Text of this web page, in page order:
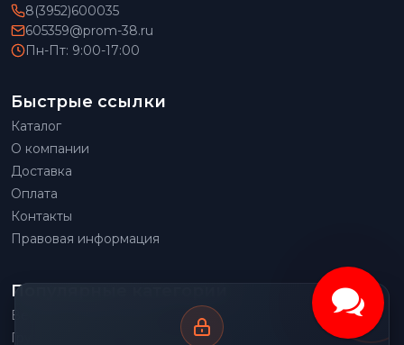
8(3952)600035
605359@prom-38.ru
Пн-Пт: 9:00-17:00
Быстрые ссылки
Каталог
О компании
Доставка
Оплата
Контакты
Правовая информация
Популярные категории
Весовое оборудование
Грузоподъемное оборудование